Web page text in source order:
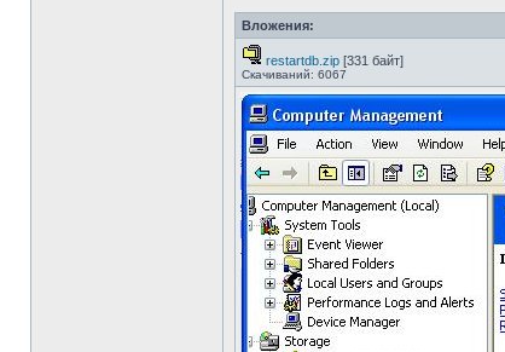
Вложения:
restartdb.zip [331 байт]
Скачиваний: 6067